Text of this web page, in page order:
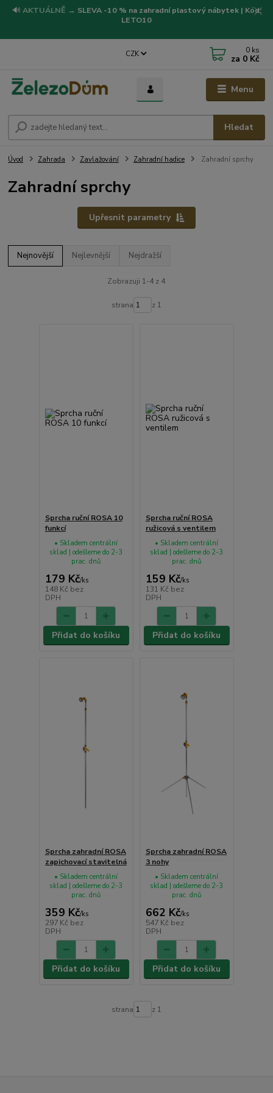
🔊 AKTUÁLNĚ → SLEVA -10 % na zahradní plastový nábytek | Kód:
LETO10
Menu
CZK
Hledat
0 ks
za 0 Kč
Úvod Zahrada Zavlažování Zahradní hadice Zahradní sprchy
Zahradní sprchy
Upřesnit parametry
Nejnovější Nejlevnější Nejdražší
Zobrazuji 1-4 z 4
strana z 1
Sprcha ruční ROSA 10
funkcí
179 Kč/ks
148 Kč bez
DPH
• Skladem centrální
sklad | odešleme do 2-3
prac. dnů
Přidat do košíku
Sprcha ruční ROSA
ružicová s ventilem
159 Kč/ks
131 Kč bez
DPH
• Skladem centrální
sklad | odešleme do 2-3
prac. dnů
Přidat do košíku
Sprcha zahradní ROSA
zapichovací stavitelná
359 Kč/ks
297 Kč bez
DPH
• Skladem centrální
sklad | odešleme do 2-3
prac. dnů
Přidat do košíku
Sprcha zahradní ROSA
3 nohy
662 Kč/ks
547 Kč bez
DPH
• Skladem centrální
sklad | odešleme do 2-3
prac. dnů
Přidat do košíku
strana z 1